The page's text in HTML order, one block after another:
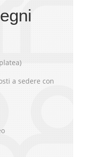
a sedere con